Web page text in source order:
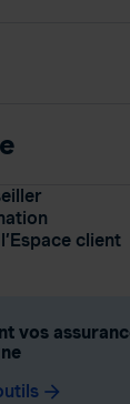
client
vos
arrow_forward